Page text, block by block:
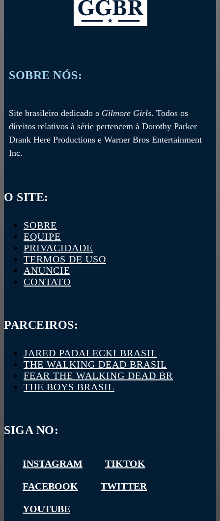
SOBRE NÓS:
Site brasileiro dedicado a Gilmore Girls. Todos os
direitos relativos à série pertencem à Dorothy Parker
Drank Here Productions e Warner Bros Entertainment
Inc.
O SITE:
SOBRE
EQUIPE
PRIVACIDADE
TERMOS DE USO
ANUNCIE
CONTATO
PARCEIROS:
JARED PADALECKI BRASIL
THE WALKING DEAD BRASIL
FEAR THE WALKING DEAD BR
THE BOYS BRASIL
SIGA NO:
INSTAGRAM TIKTOK
FACEBOOK TWITTER
YOUTUBE